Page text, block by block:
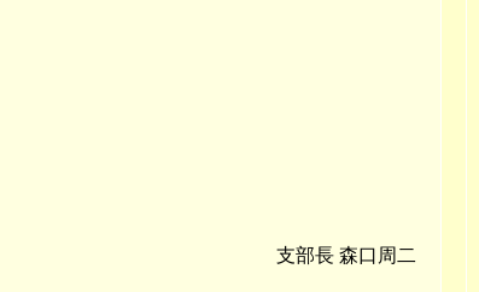
支部長 森口周二